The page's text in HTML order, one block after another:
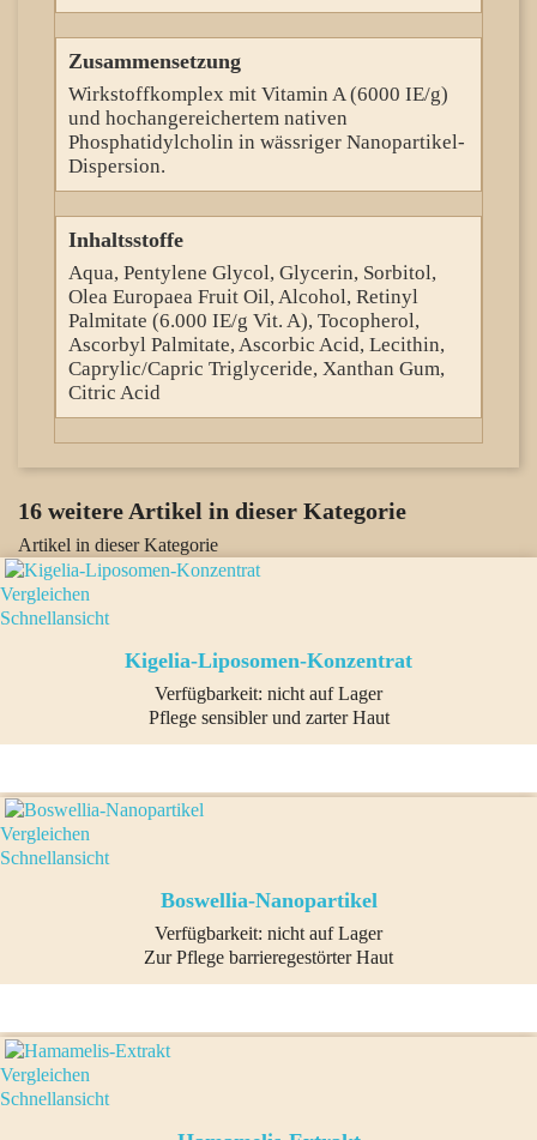
Zusammensetzung
Wirkstoffkomplex mit Vitamin A (6000 IE/g)
und hochangereichertem nativen
Phosphatidylcholin in wässriger Nanopartikel-
Dispersion.
Inhaltsstoffe
Aqua, Pentylene Glycol, Glycerin, Sorbitol,
Olea Europaea Fruit Oil, Alcohol, Retinyl
Palmitate (6.000 IE/g Vit. A), Tocopherol,
Ascorbyl Palmitate, Ascorbic Acid, Lecithin,
Caprylic/Capric Triglyceride, Xanthan Gum,
Citric Acid
16 weitere Artikel in dieser Kategorie
Artikel in dieser Kategorie
Vergleichen
Schnellansicht
Kigelia-Liposomen-Konzentrat
Verfügbarkeit: nicht auf Lager
Pflege sensibler und zarter Haut
Vergleichen
Schnellansicht
Boswellia-Nanopartikel
Verfügbarkeit: nicht auf Lager
Zur Pflege barrieregestörter Haut
Vergleichen
Schnellansicht